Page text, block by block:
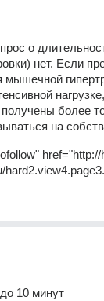
о
нет. Если
мышечной
более
на
10 минут